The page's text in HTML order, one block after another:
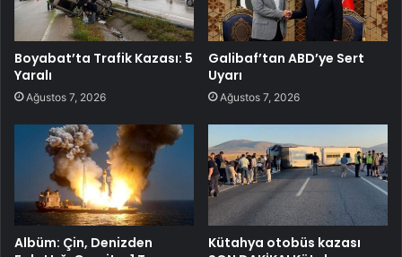
Boyabat’ta Trafik Kazası: 5
Yaralı
Ağustos 7, 2026
Galibaf’tan ABD’ye Sert
Uyarı
Ağustos 7, 2026
Albüm: Çin, Denizden
Kütahya otobüs kazası